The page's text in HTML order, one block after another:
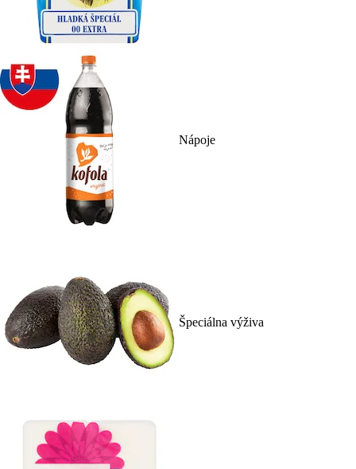
Nápoje
Špeciálna výživa